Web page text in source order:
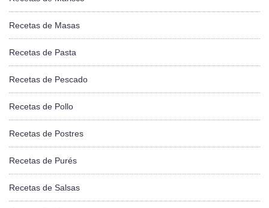
Recetas de Masas
Recetas de Pasta
Recetas de Pescado
Recetas de Pollo
Recetas de Postres
Recetas de Purés
Recetas de Salsas